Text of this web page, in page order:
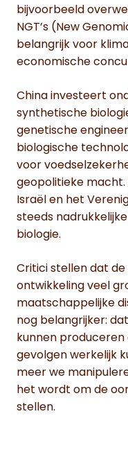
bijvoorbeeld
NGT’s (New
belangrijk voor
economische
China investeert
synthetische
genetische
biologische
voor
geopolitieke macht.
Israël en het
steeds
biologie.
Critici stellen dat
ontwikkeling veel
maatschappelijke
nog belangrijker:
kunnen
gevolgen werkelijk
meer we
het wordt om de
stellen.